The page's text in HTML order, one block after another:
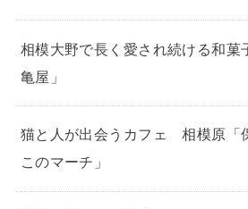
相模大野で長く愛され続ける和菓
亀屋」
猫と人が出会うカフェ 相模原「
このマーチ」